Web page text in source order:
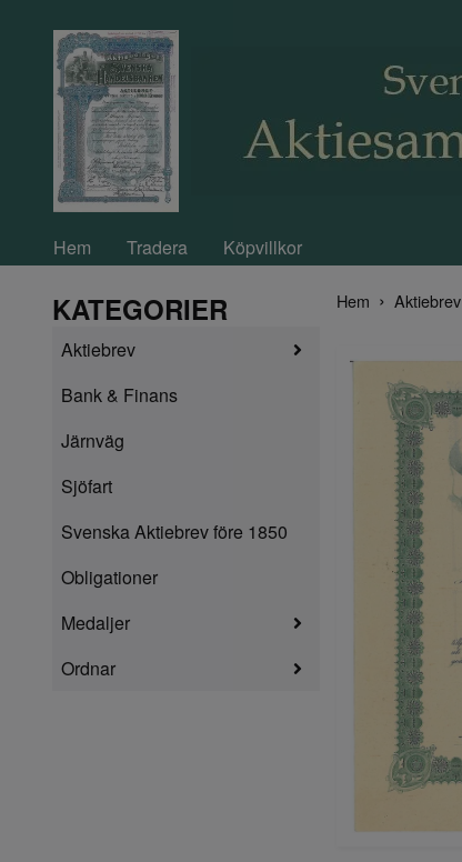
Hem Tradera Köpvillkor
KATEGORIER
Aktiebrev
Bank & Finans
Järnväg
Sjöfart
Svenska Aktiebrev före 1850
Obligationer
Medaljer
Ordnar
Hem Aktiebrev